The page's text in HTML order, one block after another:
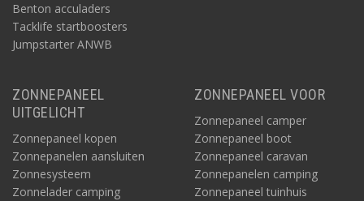
Benton acculaders
Tacklife startboosters
Jumpstarter ANWB
ZONNEPANEEL
UITGELICHT
Zonnepaneel kopen
Zonnepanelen aansluiten
Zonnesysteem
Zonnelader camping
ZONNEPANEEL VOOR
Zonnepaneel camper
Zonnepaneel boot
Zonnepaneel caravan
Zonnepanelen camping
Zonnepaneel tuinhuis